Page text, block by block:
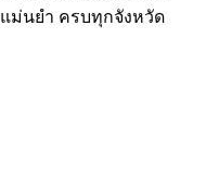
ม่นยำ ครบทุกจังหวัด